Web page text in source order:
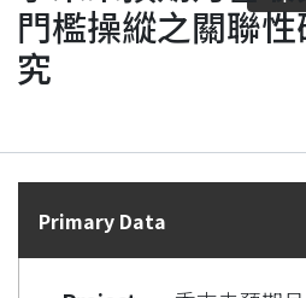
Researchers
Statistics
門檻操縱之關聯
究
Details
Primary Data